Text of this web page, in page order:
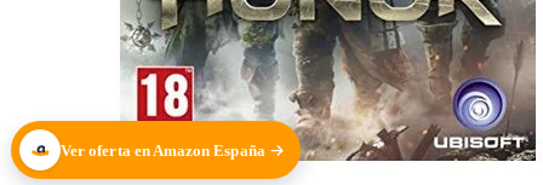
Ver oferta en Amazon España